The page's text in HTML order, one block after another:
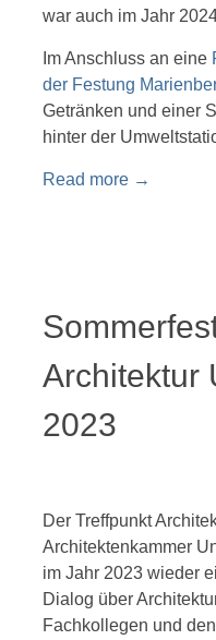
war auch im Jahr
Im Anschluss an eine
der Festung
Getränken und einer
hinter der
Read more →
Architektur
2023
Der Treffpunkt
Architektenkammer
im Jahr 2023 wieder
Dialog über
Fachkollegen und